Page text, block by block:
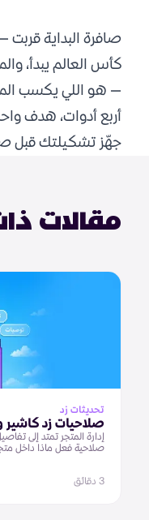
صافرة البداية
كأس العالم يبدأ،
— هو اللي يكسب
أربع أدوات، هدف
جهّز تشكيلتك قبل
مقالات
تحديثات زد
صلاحيات زد
إدارة المتجر تمتد إلى
صلاحية فعل ماذا داخل
3 دقائق